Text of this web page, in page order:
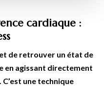
cardiaque :
de retrouver un état de
en agissant directement
une technique